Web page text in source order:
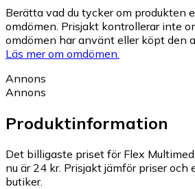
Berätta vad du tycker om produkten
omdömen. Prisjakt kontrollerar inte
omdömen har använt eller köpt den
Läs mer om omdömen.
Annons
Annons
Produktinformation
Det billigaste priset för Flex
nu är 24 kr. Prisjakt jämför priser och
butiker.